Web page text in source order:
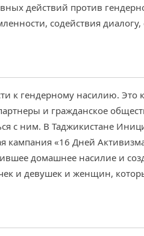
действий против
содействия диалогу,
к гендерному насилию. Это
и гражданское
с ним. В Таджикистане
кампания «16 Дней
домашнее насилие и
и девушек и женщин,